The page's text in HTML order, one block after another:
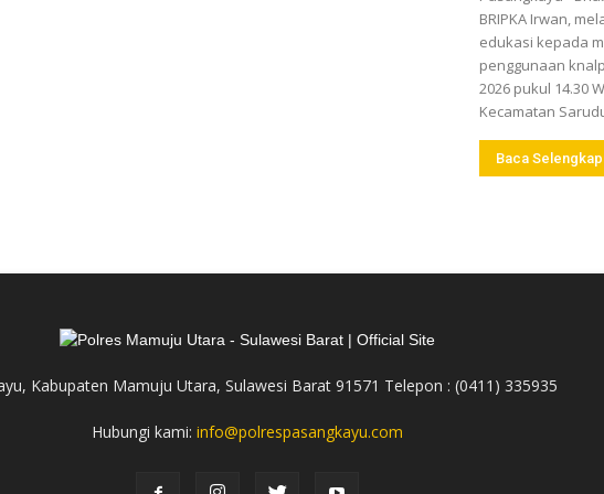
BRIPKA Irwan,
edukasi kepada
penggunaan
2026 pukul 14.30
Kecamatan
Baca
Kabupaten Mamuju Utara, Sulawesi Barat 91571 Telepon : (0411) 335935
Hubungi kami: info@polrespasangkayu.com